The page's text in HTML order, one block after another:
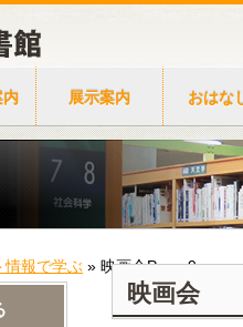
内 展示案内 おはな
情報で学ぶ » 映画会Page 9
映画会